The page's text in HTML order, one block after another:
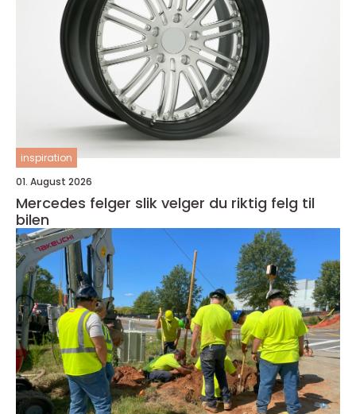
inspiration
01. August 2026
Mercedes felger slik velger du riktig felg til
bilen